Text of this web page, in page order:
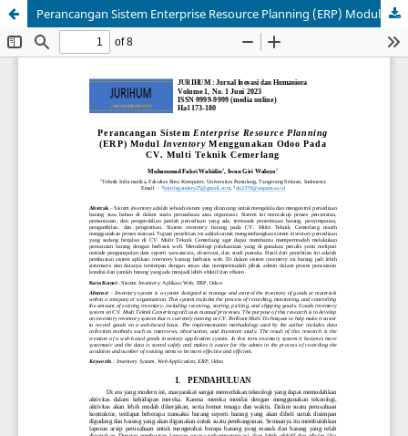
Perancangan Sistem Enterprise Resource Planning (ERP) Modul Inventory Menggunakan Odoo Pada CV. Multi Teknik Cemerlang